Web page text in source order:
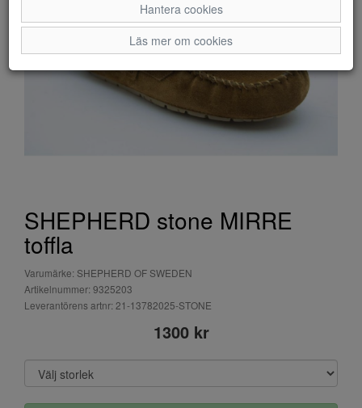
SHEPHERD stone MIRRE
toffla
Varumärke: SHEPHERD OF SWEDEN
Artikelnummer: 9325203
Leverantörens artnr: 21-13782025-STONE
1300 kr
Hantera cookies
Läs mer om cookies